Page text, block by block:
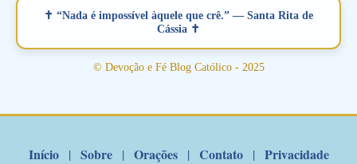
verdadeiro, ou que está com problemas no relacionamento
amoroso, creia na poderosa intercessão deste santo amigo:
Santo Antonio! Tenha fé, não desista, pois ele intercede por nós
junto a Jesus! Fique no Amor Ágape de Jesus e no Amor Materno
✝ “Nada é impossível àquele que crê.” — Santa Rita de
Cássia ✝
© Devoção e Fé Blog Católico - 2025
Início | Sobre | Orações | Contato | Privacidade